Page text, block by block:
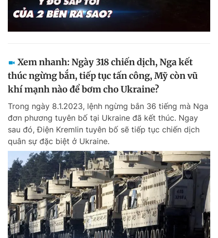
Xem nhanh: Ngày 318 chiến dịch, Nga kết
thúc ngừng bắn, tiếp tục tấn công, Mỹ còn vũ
khí mạnh nào để bơm cho Ukraine?
Trong ngày 8.1.2023, lệnh ngừng bắn 36 tiếng mà Nga
đơn phương tuyên bố tại Ukraine đã kết thúc. Ngay
sau đó, Điện Kremlin tuyên bố sẽ tiếp tục chiến dịch
quân sự đặc biệt ở Ukraine.